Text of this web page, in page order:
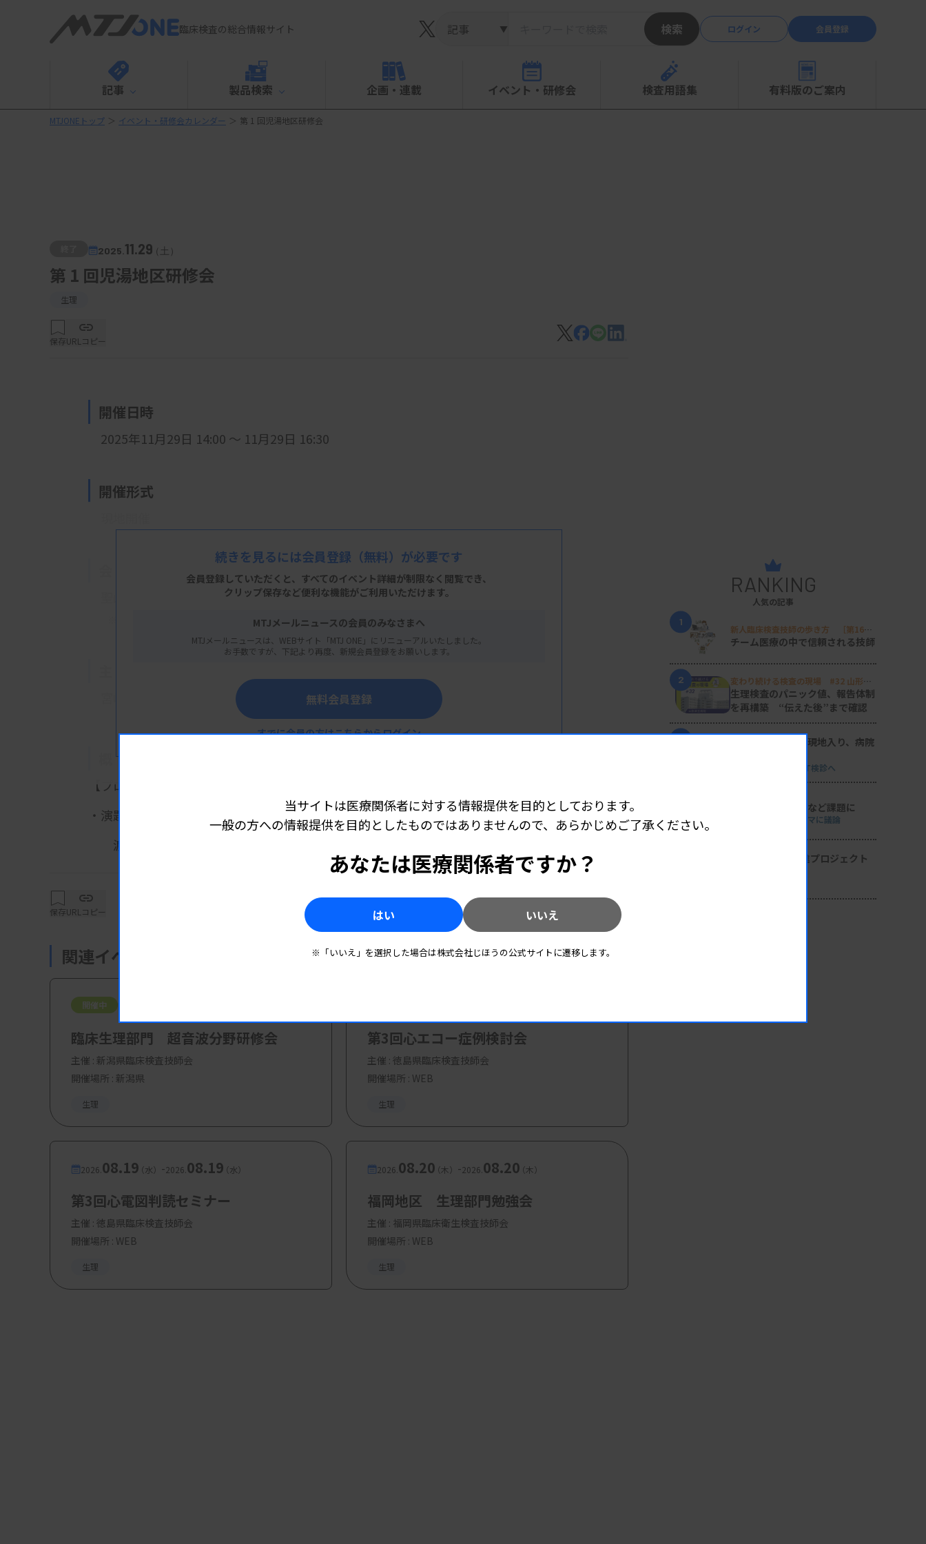
臨床検査の総合情報サイト ▼ 検索 ログイン 会員登録
記事 製品検索 企画・連載 イベント・研修会 検査用語集 有料版のご案内
MTJONEトップ ＞ イベント・研修会カレンダー ＞ 第 1 回児湯地区研修会
2025. 11.29（土）
第 1 回児湯地区研修会
生理
保存URLコピー
開催日時
2025年11月29日 14:00 ～ 11月29日 16:30
開催形式
宮崎県児湯郡川南町川南１８１５０−４７
概 要
【プログラム】
・演題１：ペースメーカーについて （最新の機械、心電図の判読など）
渡辺 秀明 技師 氏（大分医療センター）
・演題２：質問コーナー（心電図・エコー全般）
【参加費・定員など】
詳細はこちら（外部リンク）
続きを見るには会員登録 （無料）が必要です
会員登録していただくと、すべてのイベント詳細が制限なく閲覧でき、
クリップ保存など便利な機能がご利用いただけます。
MTJメールニュースの会員のみなさまへ
MTJメールニュースは、WEBサイト「MTJ ONE」にリニューアルいたしました。
お手数ですが、下記より再度、新規会員登録をお願いします。
無料会員登録
すでに会員の方はこちらからログイン
保存URLコピー
関連イベント・研修会
開催中
臨床生理部門 超音波分野研修会
主催 : 新潟県臨床検査技師会
開催場所 : 新潟県
生理
第3回心エコー症例検討会
主催 : 徳島県臨床検査技師会
開催場所 : WEB
生理
2026. 08.19（水） -2026. 08.19（水）
第3回心電図判読セミナー
主催 : 徳島県臨床検査技師会
開催場所 : WEB
生理
2026. 08.20（木） -2026. 08.20（木）
福岡地区 生理部門勉強会
主催 : 福岡県臨床衛生検査技師会
開催場所 : WEB
生理
RANKING
人気の記事
1
新人臨床検査技師の歩き方 ［第16
回］
チーム医療の中で信頼される技師
2
変わり続ける検査の現場 #32 山形済
生病院
生理検査のパニック値、報告体制
を再構築 “伝えた後”まで確認
日臨技リエゾンが現地入り、病院
8月8・9両日にはDVT検診へ
導入経費や高齢化など課題に
全医共、検査DXテーマに議論
2026年度学術推進プロジェクト
当サイトは医療関係者に対する情報提供を目的としております。
一般の方への情報提供を目的としたものではありませんので、あらかじめご了承ください。
あなたは医療関係者ですか？
はい いいえ
※「いいえ」を選択した場合は株式会社じほうの公式サイトに遷移します。